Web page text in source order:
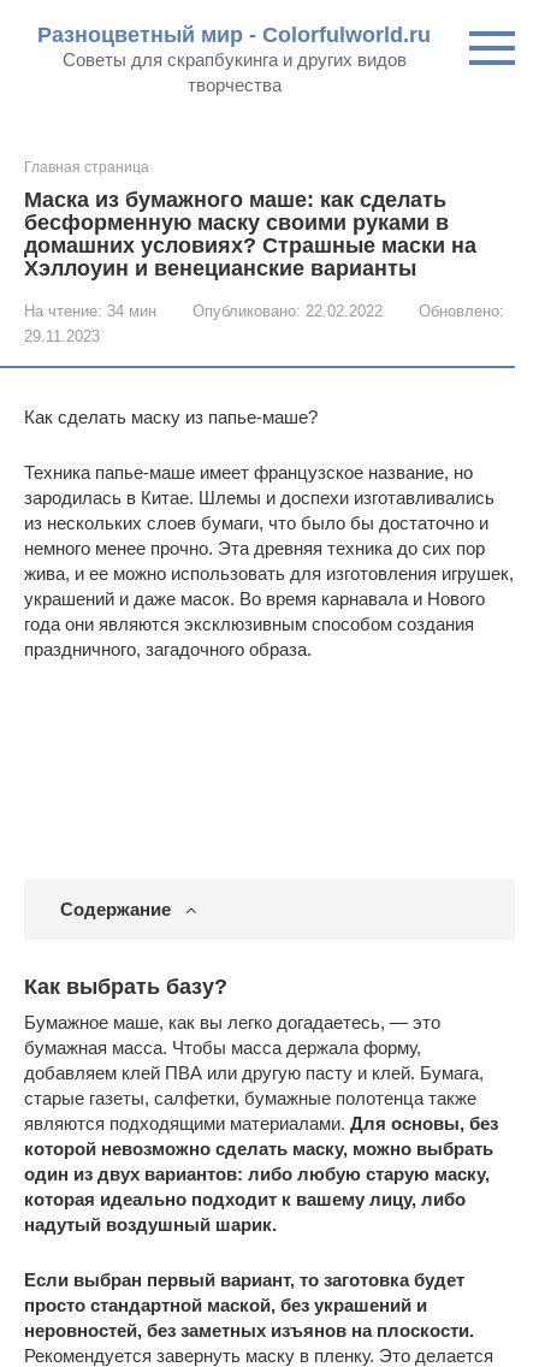
контенту
Разноцветный мир - Colorfulworld.ru
Советы для скрапбукинга и других видов
творчества
Главная страница
Маска из бумажного маше: как сделать
бесформенную маску своими руками в
домашних условиях? Страшные маски на
Хэллоуин и венецианские варианты
На чтение: 34 мин Опубликовано: 22.02.2022
Обновлено:
29.11.2023
Как сделать маску из папье-маше?
Техника папье-маше имеет французское название, но
зародилась в Китае. Шлемы и доспехи изготавливались
из нескольких слоев бумаги, что было бы достаточно и
немного менее прочно. Эта древняя техника до сих пор
жива, и ее можно использовать для изготовления игрушек,
украшений и даже масок. Во время карнавала и Нового
года они являются эксклюзивным способом создания
праздничного, загадочного образа.
Содержание
Как выбрать базу?
Бумажное маше, как вы легко догадаетесь, — это
бумажная масса. Чтобы масса держала форму,
добавляем клей ПВА или другую пасту и клей. Бумага,
старые газеты, салфетки, бумажные полотенца также
являются подходящими материалами. Для основы, без
которой невозможно сделать маску, можно выбрать
один из двух вариантов: либо любую старую маску,
которая идеально подходит к вашему лицу, либо
надутый воздушный шарик.
Если выбран первый вариант, то заготовка будет
просто стандартной маской, без украшений и
неровностей, без заметных изъянов на плоскости.
Рекомендуется завернуть маску в пленку. Это делается